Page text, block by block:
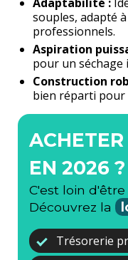
souples, adapté
professionnels.
Aspiration
pour un séchage
Construction
bien réparti pour
EN 2026 ?
C'est loin
Découvrez la
Trésorerie